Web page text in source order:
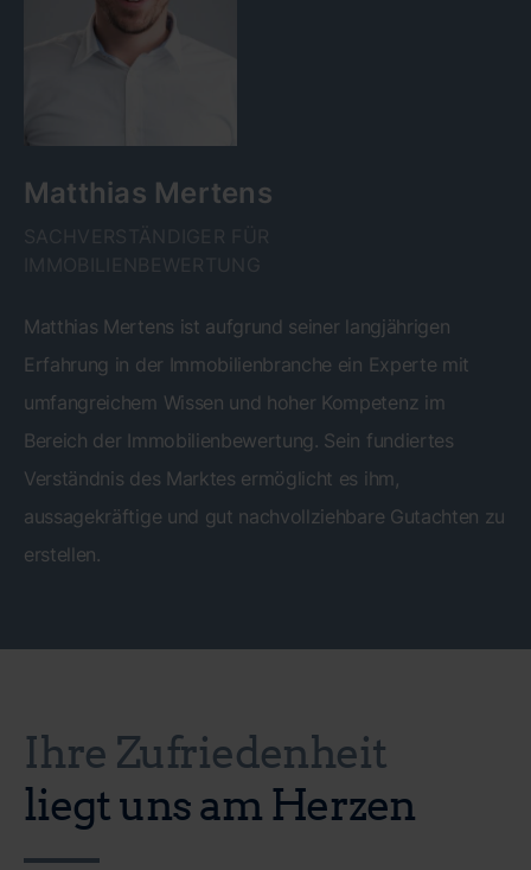
Matthias Mertens
Matthias Mertens ist aufgrund seiner langjährigen
Erfahrung in der Immobilienbranche ein Experte mit
umfangreichem Wissen und hoher Kompetenz im
Bereich der Immobilienbewertung. Sein fundiertes
Verständnis des Marktes ermöglicht es ihm,
aussagekräftige und gut nachvollziehbare Gutachten zu
erstellen.
Ihre Zufriedenheit
liegt uns am Herzen